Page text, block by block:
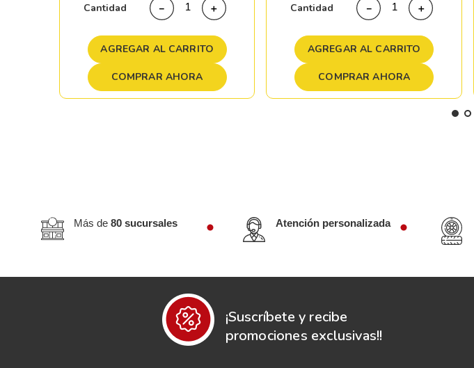
Cantidad ＋
－
AGREGAR AL CARRITO
COMPRAR AHORA
Cantidad ＋
－
AGREGAR AL CARRITO
COMPRAR AHORA
Más de 80 sucursales Atención personalizada
¡Suscríbete y recibe
promociones exclusivas!!